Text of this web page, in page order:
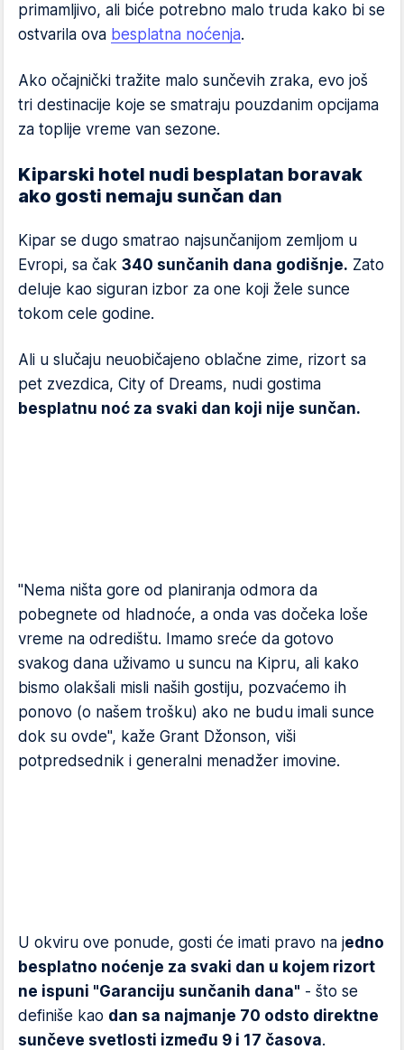
primamljivo, ali biće potrebno malo truda kako bi se
ostvarila ova besplatna noćenja.
Ako očajnički tražite malo sunčevih zraka, evo još
tri destinacije koje se smatraju pouzdanim opcijama
za toplije vreme van sezone.
Kiparski hotel nudi besplatan boravak
ako gosti nemaju sunčan dan
Kipar se dugo smatrao najsunčanijom zemljom u
Evropi, sa čak 340 sunčanih dana godišnje. Zato
deluje kao siguran izbor za one koji žele sunce
tokom cele godine.
Ali u slučaju neuobičajeno oblačne zime, rizort sa
pet zvezdica, City of Dreams, nudi gostima
besplatnu noć za svaki dan koji nije sunčan.
"Nema ništa gore od planiranja odmora da
pobegnete od hladnoće, a onda vas dočeka loše
vreme na odredištu. Imamo sreće da gotovo
svakog dana uživamo u suncu na Kipru, ali kako
bismo olakšali misli naših gostiju, pozvaćemo ih
ponovo (o našem trošku) ako ne budu imali sunce
dok su ovde", kaže Grant Džonson, viši
potpredsednik i generalni menadžer imovine.
U okviru ove ponude, gosti će imati pravo na jedno
besplatno noćenje za svaki dan u kojem rizort
ne ispuni "Garanciju sunčanih dana" - što se
definiše kao dan sa najmanje 70 odsto direktne
sunčeve svetlosti između 9 i 17 časova.